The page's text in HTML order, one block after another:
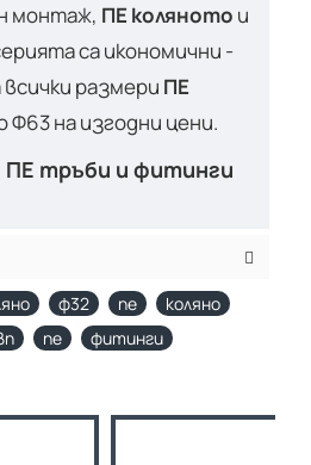
монтаж, ПЕ коляното и
са икономични -
всички размери ПЕ
Ф63 на изгодни цени.
ПЕ тръби и фитинги
ф32 пе
коляно
пе фитинги